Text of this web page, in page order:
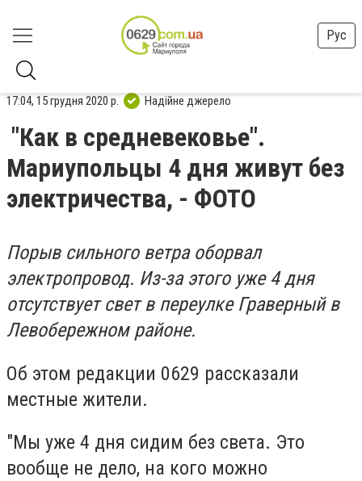
Рус
17:04, 15 грудня 2020 р. Надійне джерело
"Как в средневековье".
Мариупольцы 4 дня живут без
электричества, - ФОТО
Порыв сильного ветра оборвал
электропровод. Из-за этого уже 4 дня
отсутствует свет в переулке Граверный в
Левобережном районе.
Об этом редакции 0629 рассказали
местные жители.
"Мы уже 4 дня сидим без света. Это
вообще не дело, на кого можно